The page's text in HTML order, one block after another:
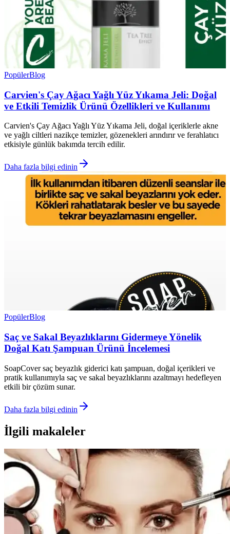
PopülerBlog
Carvien's Çay Ağacı Yağlı Yüz Yıkama Jeli: Doğal
ve Etkili Temizlik Ürünü Özellikleri ve Kullanımı
Carvien's Çay Ağacı Yağlı Yüz Yıkama Jeli, doğal içeriklerle akne
ve yağlı ciltleri nazikçe temizler, gözenekleri arındırır ve ferahlatıcı
etkisiyle günlük bakımda tercih edilir.
Daha fazla bilgi edinin
PopülerBlog
Saç ve Sakal Beyazlıklarını Gidermeye Yönelik
Doğal Katı Şampuan Ürünü İncelemesi
SoapCover saç beyazlık giderici katı şampuan, doğal içerikleri ve
pratik kullanımıyla saç ve sakal beyazlıklarını azaltmayı hedefleyen
etkili bir çözüm sunar.
Daha fazla bilgi edinin
İlgili makaleler